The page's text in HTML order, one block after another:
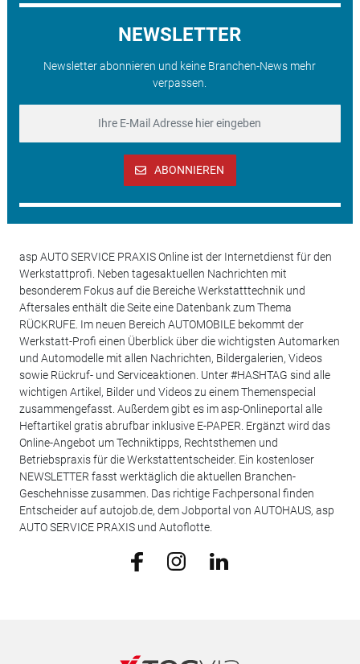
NEWSLETTER
Newsletter abonnieren und keine Branchen-News mehr
verpassen.
ABONNIEREN
asp AUTO SERVICE PRAXIS Online ist der Internetdienst für den
Werkstattprofi. Neben tagesaktuellen Nachrichten mit
besonderem Fokus auf die Bereiche Werkstatttechnik und
Aftersales enthält die Seite eine Datenbank zum Thema
RÜCKRUFE. Im neuen Bereich AUTOMOBILE bekommt der
Werkstatt-Profi einen Überblick über die wichtigsten Automarken
und Automodelle mit allen Nachrichten, Bildergalerien, Videos
sowie Rückruf- und Serviceaktionen. Unter #HASHTAG sind alle
wichtigen Artikel, Bilder und Videos zu einem Themenspecial
zusammengefasst. Außerdem gibt es im asp-Onlineportal alle
Heftartikel gratis abrufbar inklusive E-PAPER. Ergänzt wird das
Online-Angebot um Techniktipps, Rechtsthemen und
Betriebspraxis für die Werkstattentscheider. Ein kostenloser
NEWSLETTER fasst werktäglich die aktuellen Branchen-
Geschehnisse zusammen. Das richtige Fachpersonal finden
Entscheider auf autojob.de, dem Jobportal von AUTOHAUS, asp
AUTO SERVICE PRAXIS und Autoflotte.